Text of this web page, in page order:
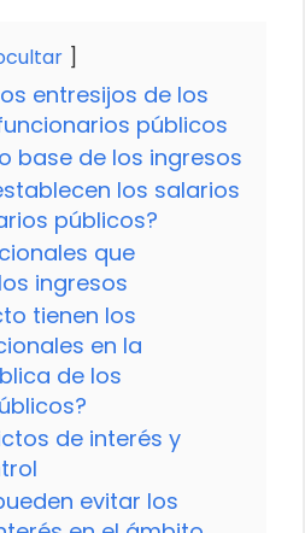
entresijos de los
públicos
base de los ingresos
los salarios
públicos?
que
ingresos
tienen los
en la
de los
de interés y
evitar los